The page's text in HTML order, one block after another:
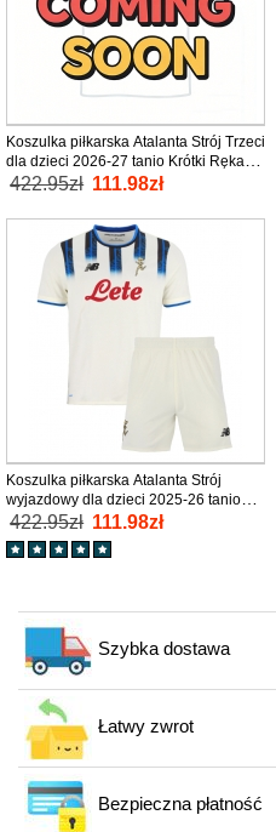
Koszulka piłkarska Atalanta Strój Trzeci
dla dzieci 2026-27 tanio Krótki Rękaw
(+ Krótkie spodenki)
422.95zł 111.98zł
Koszulka piłkarska Atalanta Strój
wyjazdowy dla dzieci 2025-26 tanio
Krótki Rękaw (+ Krótkie spodenki)
422.95zł 111.98zł
Szybka dostawa
Łatwy zwrot
Bezpieczna płatność